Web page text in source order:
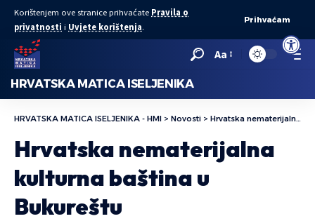
Open
Korištenjem ove stranice prihvaćate Pravila o
privatnosti i Uvjete korištenja.
Prihvaćam
Aa
HRVATSKA MATICA ISELJENIKA
HRVATSKA MATICA ISELJENIKA - HMI > Novosti > Hrvatska nematerijalna kulturna baština u Bukureštu
Hrvatska nematerijalna
kulturna baština u
Bukureštu